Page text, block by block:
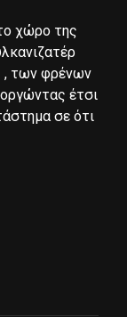
χώρο της
, των φρένων
έτσι
σε ότι